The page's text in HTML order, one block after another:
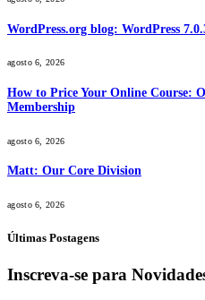
WordPress.org blog: WordPress
agosto 6, 2026
How to Price Your Online Course:
Membership
agosto 6, 2026
Matt: Our Core Division
agosto 6, 2026
Últimas Postagens
Inscreva-se para